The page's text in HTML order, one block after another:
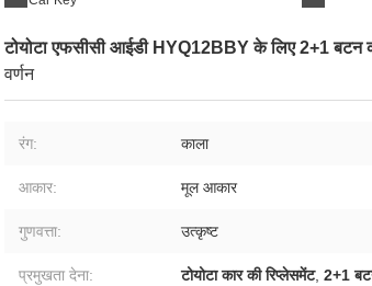
टोयोटा एफसीसी आईडी HYQ12BBY के लिए 2+1 बटन
वर्णन
रंग: काला
आकार: मूल आकार
गुणवत्ता: उत्कृष्ट
प्रमुखता देना: टोयोटा कार की रिप्लेसमेंट, 2+1